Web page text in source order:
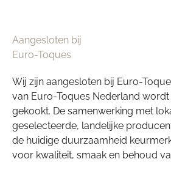
Aangesloten bij
Euro-Toques
Wij zijn aangesloten bij Euro-
van Euro-Toques Nederland
gekookt. De samenwerking met
geselecteerde, landelijke
de huidige duurzaamheid
voor kwaliteit, smaak en behoud